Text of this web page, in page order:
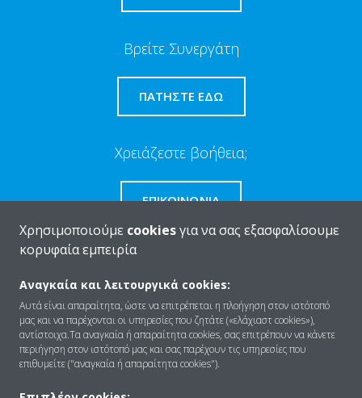
Βρείτε Συνεργάτη
ΠΑΤΉΣΤΕ ΕΔΏ
Χρειάζεστε βοήθεια;
ΕΠΙΚΟΙΝΩΝΊΑ
Ποιοι είμαστε
Λύσεις
Χρησιμοποιούμε cookiesγια να σας εξασφαλίσουμε
κορυφαία εμπειρία
Αναγκαία και λειτουργικά cookies:
Αυτά είναι απαραίτητα, ώστε να επιτρέπεται η πλοήγηση στον ιστότοπό
μας και να παρέχονται οι υπηρεσίες που ζητάτε («ελάχιαστ cookies»),
αντίστοιχα.Τα αναγκαία ή απαραίτητα cookies, σας επιτρέπουν να κάνετε
περιήγηση στον ιστότοπό μας και σας παρέχουν τις υπηρεσίες που
επιθυμείτε ("αναγκαία ή απαραίτητα cookies").